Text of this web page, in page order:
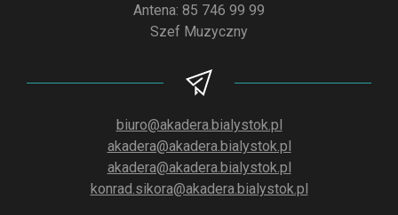
Antena: 85 746 99 99
Szef Muzyczny
biuro@akadera.bialystok.pl
akadera@akadera.bialystok.pl
akadera@akadera.bialystok.pl
konrad.sikora@akadera.bialystok.pl